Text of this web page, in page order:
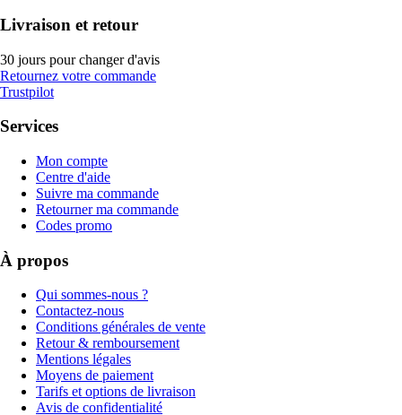
Livraison et retour
30 jours pour changer d'avis
Retournez votre commande
Trustpilot
Services
Mon compte
Centre d'aide
Suivre ma commande
Retourner ma commande
Codes promo
À propos
Qui sommes-nous ?
Contactez-nous
Conditions générales de vente
Retour & remboursement
Mentions légales
Moyens de paiement
Tarifs et options de livraison
Avis de confidentialité